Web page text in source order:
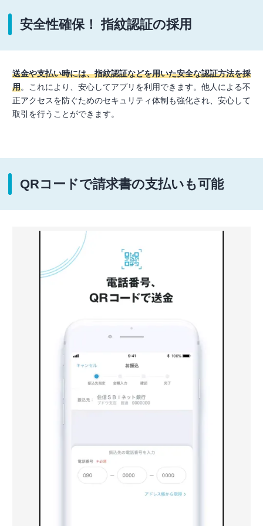
安全性確保！ 指紋認証の採用
送金や支払い時には、指紋認証などを用いた安全な認証方法を採
用。これにより、安心してアプリを利用できます。他人による不
正アクセスを防ぐためのセキュリティ体制も強化され、安心して
取引を行うことができます。
QRコードで請求書の支払いも可能